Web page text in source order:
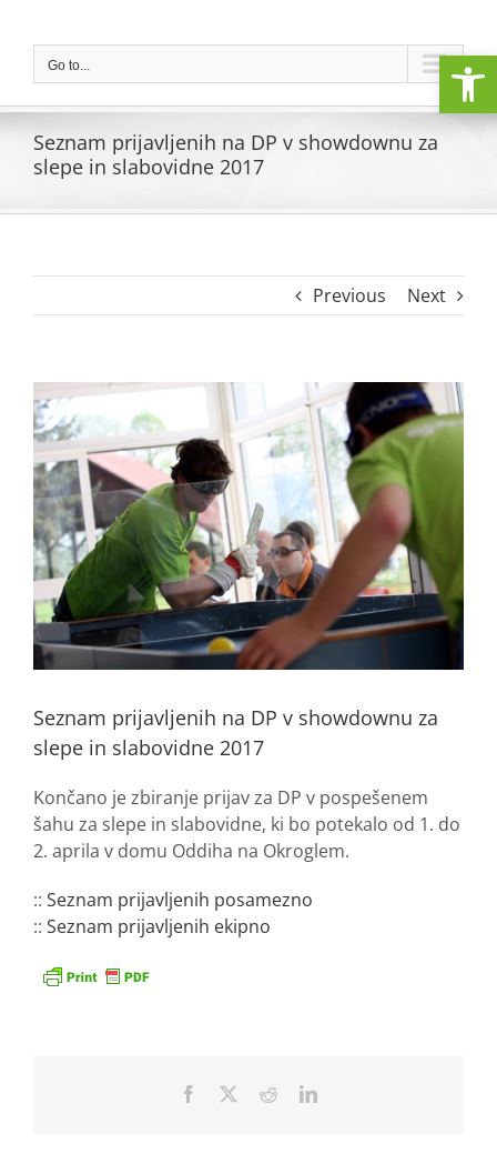
contentGo to...
Seznam prijavljenih na DP v showdownu za
slepe in slabovidne 2017
Previous Next
View
Larger
Image
Seznam prijavljenih na DP v showdownu za
slepe in slabovidne 2017
Končano je zbiranje prijav za DP v pospešenem
šahu za slepe in slabovidne, ki bo potekalo od 1. do
2. aprila v domu Oddiha na Okroglem.
:: Seznam prijavljenih posamezno
:: Seznam prijavljenih ekipno
Facebook RedditLinkedIn